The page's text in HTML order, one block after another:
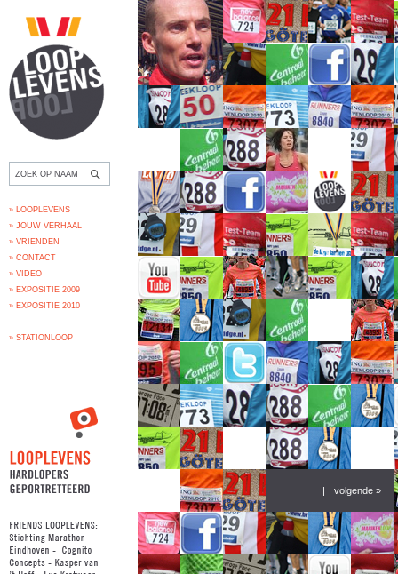
» LOOPLEVENS
» JOUW VERHAAL
» VRIENDEN
» CONTACT
» VIDEO
» EXPOSITIE 2009
» EXPOSITIE 2010
» STATIONLOOP
| volgende »